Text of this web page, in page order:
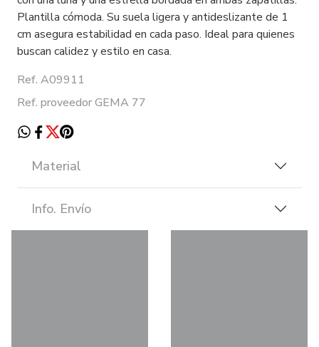
Plantilla cómoda. Su suela ligera y antideslizante de 1
cm asegura estabilidad en cada paso. Ideal para quienes
buscan calidez y estilo en casa.
Ref. A09911
Ref. proveedor GEMA 77
Material
Info. Envío